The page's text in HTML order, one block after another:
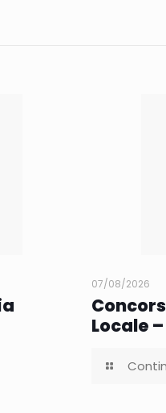
07/08/2026
Locale